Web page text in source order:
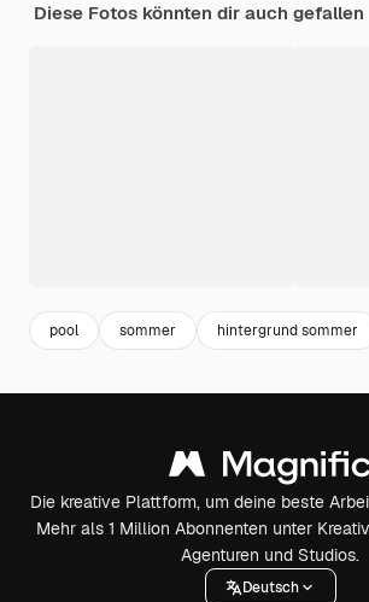
Diese Fotos könnten dir auch gefallen
pool sommer hintergrund sommer
Die kreative Plattform, um deine beste
Mehr als 1 Million Abonnenten unter
Agenturen und Studios.
Deutsch